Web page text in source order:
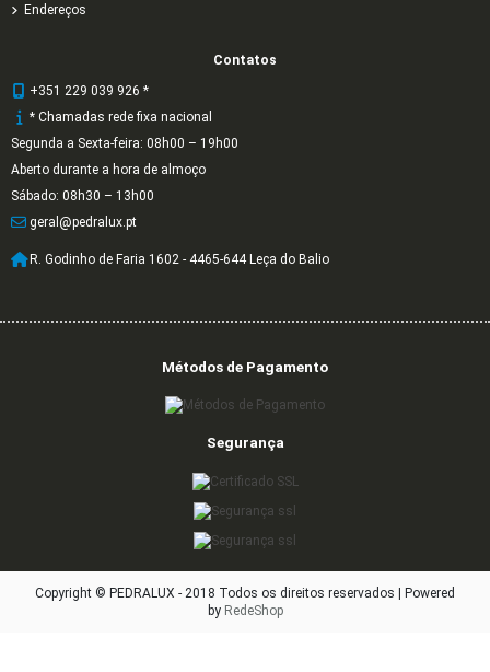
Endereços
Contatos
+351 229 039 926 *
* Chamadas rede fixa nacional
Segunda a Sexta-feira: 08h00 – 19h00
Aberto durante a hora de almoço
Sábado: 08h30 – 13h00
geral@pedralux.pt
R. Godinho de Faria 1602 - 4465-644 Leça do Balio
Métodos de Pagamento
Segurança
Copyright © PEDRALUX - 2018 Todos os direitos reservados | Powered
by RedeShop